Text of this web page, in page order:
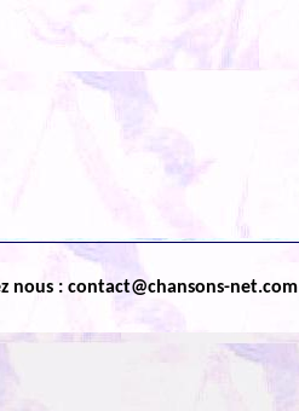
nous : contact@chansons-net.com